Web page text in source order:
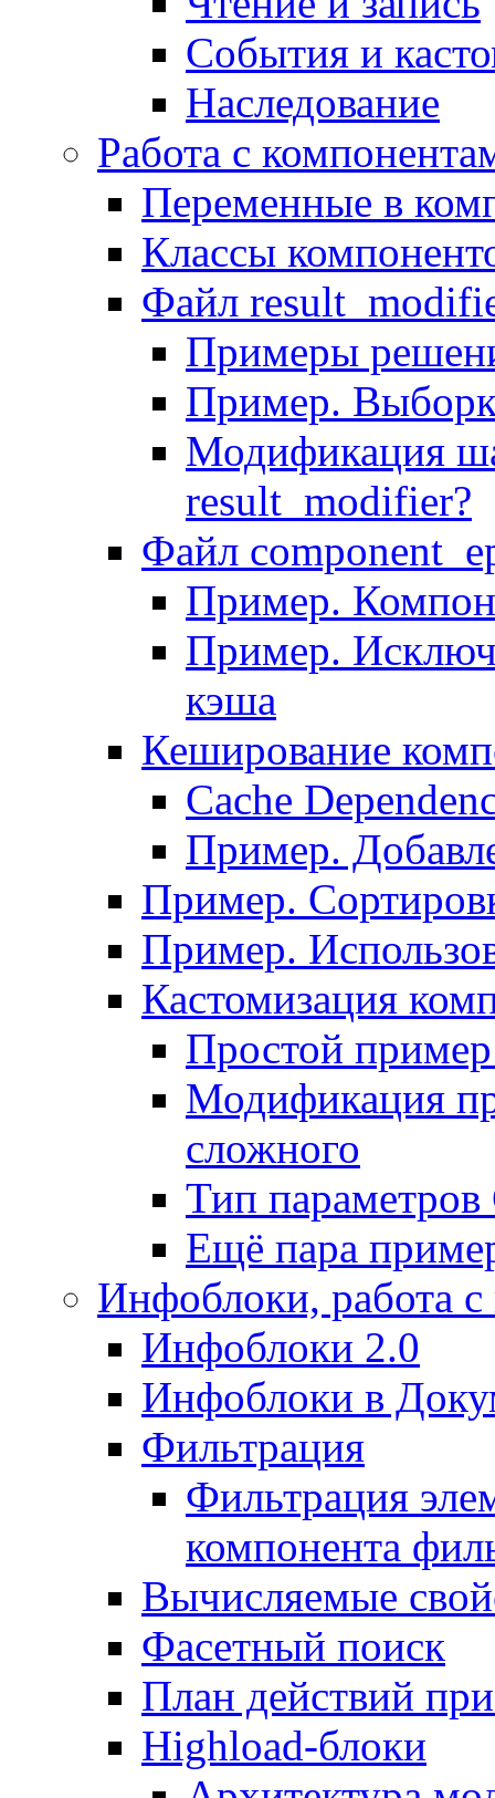
События и
Наследование
Работа с
Переменные в
Классы
Файл
Примеры
Пример.
Модификация
result_modifier?
Файл
Пример.
Пример.
кэша
Кеширование
Сache
Пример.
Пример.
Пример.
Кастомизация
Простой
Модификация
сложного
Тип
Ещё пара
Инфоблоки, работа
Инфоблоки 2.0
Инфоблоки в
Фильтрация
Фильтрация
компонента
Вычисляемые
Фасетный поиск
План действий
Highload-блоки